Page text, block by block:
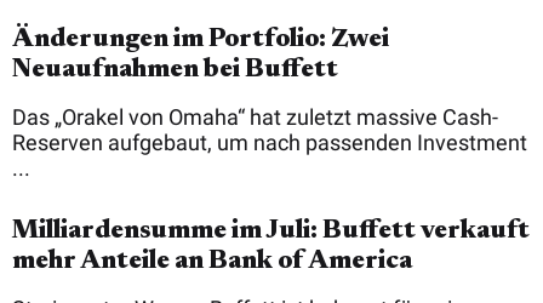
Änderungen im Portfolio: Zwei
Neuaufnahmen bei Buffett
Das „Orakel von Omaha“ hat zuletzt massive Cash-
Reserven aufgebaut, um nach passenden Investment
...
Milliardensumme im Juli: Buffett verkauft
mehr Anteile an Bank of America